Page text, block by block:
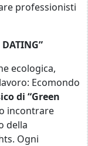
professionisti
DATING”
ecologica,
Ecomondo
di “Green
incontrare
della
Ogni